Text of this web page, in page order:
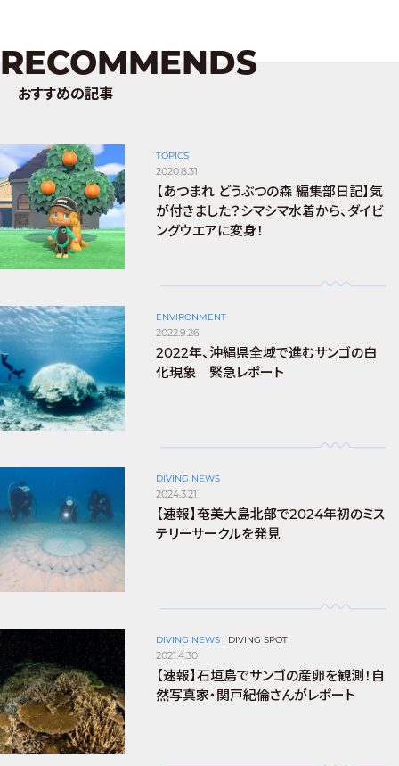
RECOMMENDS
おすすめの記事
TOPICS
2020.8.31
【あつまれ どうぶつの森 編集部日記】気
が付きました？シマシマ水着から、ダイビ
ングウエアに変身！
ENVIRONMENT
2022.9.26
2022年、沖縄県全域で進むサンゴの白
化現象 緊急レポート
DIVING NEWS
2024.3.21
【速報】奄美大島北部で2024年初のミス
テリーサークルを発見
DIVING NEWS | DIVING SPOT
2021.4.30
【速報】石垣島でサンゴの産卵を観測！自
然写真家・関戸紀倫さんがレポート